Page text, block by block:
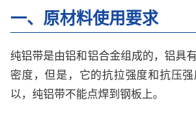
一、原材料使用要求
纯铝带是由铝和铝合金组成的，铝具
密度，但是，它的抗拉强度和抗压
以，纯铝带不能点焊到钢板上。